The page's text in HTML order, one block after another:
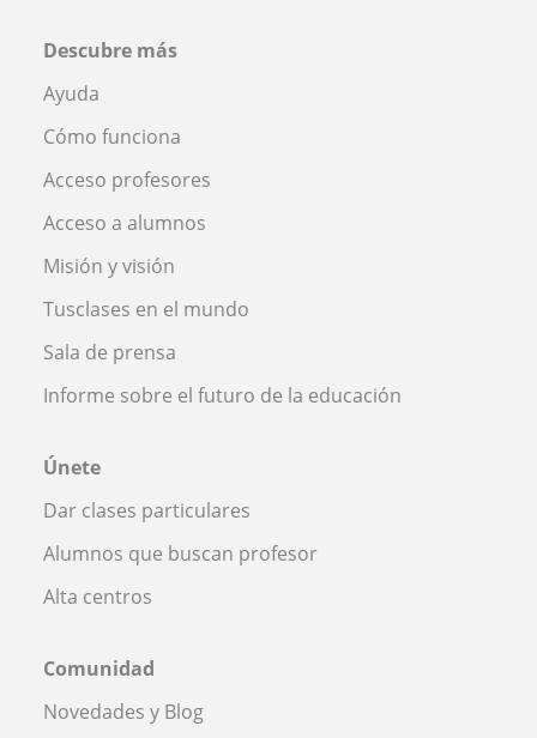
Descubre más
Ayuda
Cómo funciona
Acceso profesores
Acceso a alumnos
Misión y visión
Tusclases en el mundo
Sala de prensa
Informe sobre el futuro de la educación
Únete
Dar clases particulares
Alumnos que buscan profesor
Alta centros
Comunidad
Novedades y Blog